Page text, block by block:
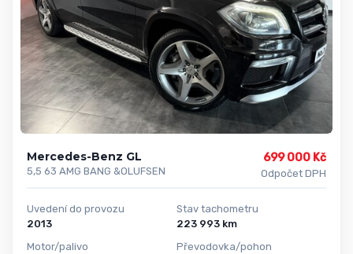
Mercedes-Benz GL
5,5 63 AMG BANG &OLUFSEN
699 000 Kč
Odpočet DPH
Uvedení do provozu
2013
Motor/palivo
Stav tachometru
223 993 km
Převodovka/pohon